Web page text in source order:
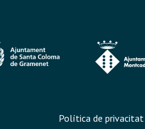
Política de privacitat